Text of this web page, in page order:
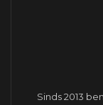
Sinds 2013